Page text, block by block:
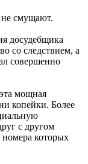
смущают.
досудебщика
со следствием, а
совершенно
мощная
копейки. Более
с другом
которых